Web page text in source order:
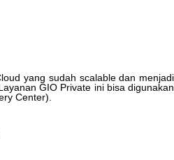
yang sudah scalable dan menjadi
GIO Private ini bisa digunakan
Center)